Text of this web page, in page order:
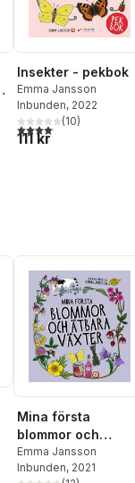
antal röster:
Insekter - pekbok
Emma Jansson
Inbunden, 2022
4,1utav 5 stjärnor.
(10)
111 kr
antal röster:
Mina första
blommor och
ätbara växter
Emma Jansson
Inbunden, 2021